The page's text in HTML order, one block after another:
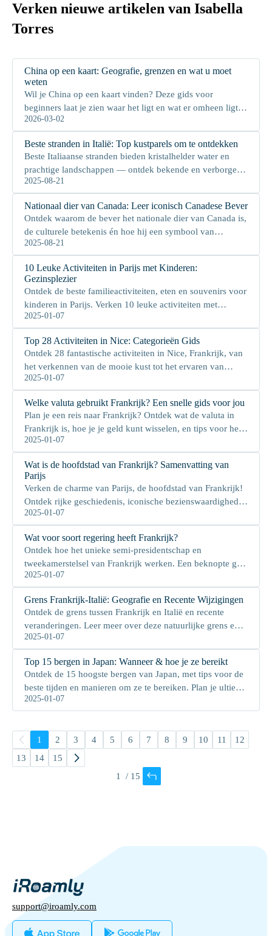
Verken nieuwe artikelen van Isabella
Torres
China op een kaart: Geografie, grenzen en wat u moet
weten
Wil je China op een kaart vinden? Deze gids voor
beginners laat je zien waar het ligt en wat er omheen ligt in
het grote Aziatische continent.
2026-03-02
Beste stranden in Italië: Top kustparels om te ontdekken
Beste Italiaanse stranden bieden kristalhelder water en
prachtige landschappen — ontdek bekende en verborgen
paradijzen langs elke kust.
2025-08-21
Nationaal dier van Canada: Leer iconisch Canadese Bever
Ontdek waarom de bever het nationale dier van Canada is,
de culturele betekenis én hoe hij een symbool van
identiteit en erfgoed werd.
2025-08-21
10 Leuke Activiteiten in Parijs met Kinderen:
Gezinsplezier
Ontdek de beste familieactiviteiten, eten en souvenirs voor
kinderen in Parijs. Verken 10 leuke activiteiten met
kinderen en tips voor een zorgeloze reis!
2025-01-07
Top 28 Activiteiten in Nice: Categorieën Gids
Ontdek 28 fantastische activiteiten in Nice, Frankrijk, van
het verkennen van de mooie kust tot het ervaren van
lokale cultuur en geschiedenis.
2025-01-07
Welke valuta gebruikt Frankrijk? Een snelle gids voor jou
Plan je een reis naar Frankrijk? Ontdek wat de valuta in
Frankrijk is, hoe je je geld kunt wisselen, en tips voor het
beheren van je betalingen tijdens je bezoek.
2025-01-07
Wat is de hoofdstad van Frankrijk? Samenvatting van
Parijs
Verken de charme van Parijs, de hoofdstad van Frankrijk!
Ontdek rijke geschiedenis, iconische bezienswaardigheden
en heerlijke keuken. Klik om meer te leren!
2025-01-07
Wat voor soort regering heeft Frankrijk?
Ontdek hoe het unieke semi-presidentschap en
tweekamerstelsel van Frankrijk werken. Een beknopte gids
voor reizigers en politieke liefhebbers.
2025-01-07
Grens Frankrijk-Italië: Geografie en Recente Wijzigingen
Ontdek de grens tussen Frankrijk en Italië en recente
veranderingen. Leer meer over deze natuurlijke grens en
de laatste ontwikkelingen in detail.
2025-01-07
Top 15 bergen in Japan: Wanneer & hoe je ze bereikt
Ontdek de 15 hoogste bergen van Japan, met tips voor de
beste tijden en manieren om ze te bereiken. Plan je ultieme
wandelavontuur met onze gids!
2025-01-07
1 2 3 4 5 6 7 8 9 10 11
12
13
14
15
/ 15
support@iroamly.com